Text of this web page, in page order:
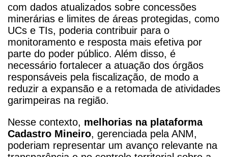
com dados atualizados sobre concessões
minerárias e limites de áreas protegidas, como
UCs e TIs, poderia contribuir para o
monitoramento e resposta mais efetiva por
parte do poder público. Além disso, é
necessário fortalecer a atuação dos órgãos
responsáveis pela fiscalização, de modo a
reduzir a expansão e a retomada de atividades
garimpeiras na região.
Nesse contexto, melhorias na plataforma
Cadastro Mineiro, gerenciada pela ANM,
poderiam representar um avanço relevante na